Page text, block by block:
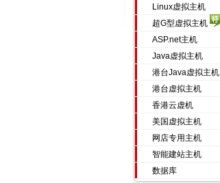
Linux虚拟主机
超G型虚拟主机
ASP.net主机
Java虚拟主机
港台Java虚拟主机
港台虚拟主机
香港云虚机
美国虚拟主机
网店专用主机
智能建站主机
数据库